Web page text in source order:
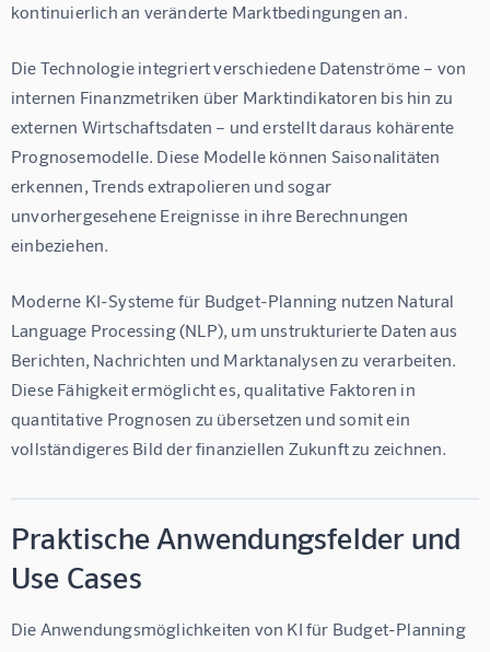
kontinuierlich an veränderte Marktbedingungen an.
Die Technologie integriert verschiedene Datenströme – von
internen Finanzmetriken über Marktindikatoren bis hin zu
externen Wirtschaftsdaten – und erstellt daraus kohärente
Prognosemodelle. Diese Modelle können Saisonalitäten
erkennen, Trends extrapolieren und sogar
unvorhergesehene Ereignisse in ihre Berechnungen
einbeziehen.
Moderne KI-Systeme für Budget-Planning nutzen Natural
Language Processing (NLP), um unstrukturierte Daten aus
Berichten, Nachrichten und Marktanalysen zu verarbeiten.
Diese Fähigkeit ermöglicht es, qualitative Faktoren in
quantitative Prognosen zu übersetzen und somit ein
vollständigeres Bild der finanziellen Zukunft zu zeichnen.
Praktische Anwendungsfelder und
Use Cases
Die Anwendungsmöglichkeiten von KI für Budget-Planning